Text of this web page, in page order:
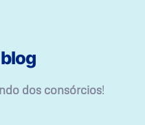
blog
dos consórcios!